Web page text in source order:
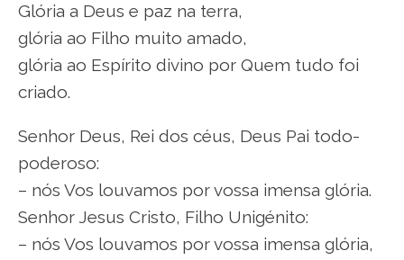
Glória a Deus e paz na terra,
glória ao Filho muito amado,
glória ao Espírito divino por Quem tudo foi
criado.
Senhor Deus, Rei dos céus, Deus Pai todo-
poderoso:
– nós Vos louvamos por vossa imensa glória.
Senhor Jesus Cristo, Filho Unigénito:
– nós Vos louvamos por vossa imensa glória,